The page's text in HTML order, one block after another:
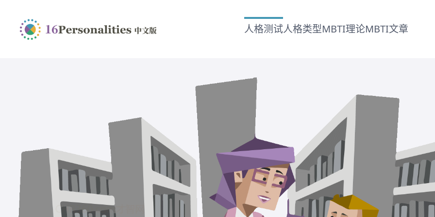
人格测试人格类型MBTI理论MBTI文章